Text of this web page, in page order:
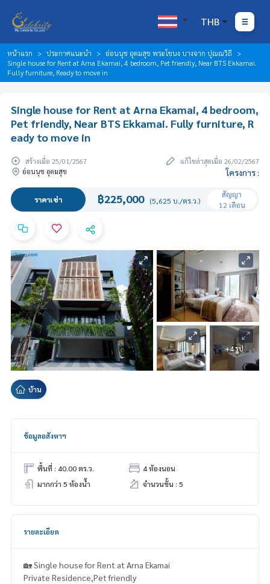
THB
หน้าแรก ประกาศแนะนำ
อ่อนนุช อุดมสุข พระโขนง บางจาก ปุณณวิถี
Single house for Rent at Arna Ekamai, 4 bedroom, Pet friendly, Near BTS Ekkamai.
Fully furniture, Ready to move in
Single house for Rent at Arna Ekamai, 4 bedroom,
Pet friendly, Near BTS Ekkamai. Fully furniture, R
eady to move in
สร้างเมื่อ 25/01/2567
แก้ไขล่าสุดเมื่อ 26/02/2567
อ่อนนุช อุดมสุข
โครงการ :
ราคาเช่า ฿225,000 (5,625 บ./ตร.ว.)
สัญญา
12 เดือน
+4 รูป
บ้าน
ข้อมูลอสังหาฯ
พื้นที่ : 40.00 ตร.ว.
4 ห้องนอน
มากกว่า 5 ห้องน้ำ
จำนวนชั้น : 5
รายละเอียด
🏡 Single house for Rent at Arna Ekamai
Private Residence,Pet friendly